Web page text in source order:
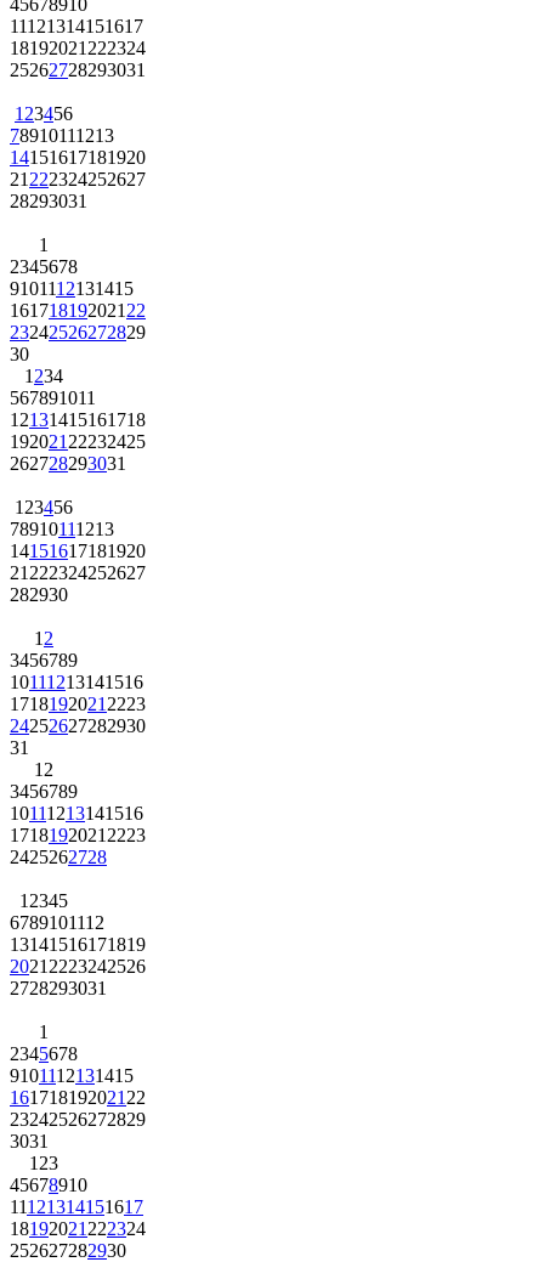
45678910
11121314151617
18192021 222324
25262728293031
1 23456
78910111213
14151617181920
21 222324252627
28293031
1
2345678
9101112131415
161718192021 22
23242526272829
30
1 234
567891011
12131415161718
192021 22232425
262728293031
1 23456
78910111213
14151617181920
21 222324252627
282930
1 2
3456789
10111213141516
1718192021 2223
24252627282930
31
1 2
3456789
10111213141516
1718192021 2223
2425262728
1 2345
6789101112
13141516171819
2021 2223242526
2728293031
1
2345678
9101112131415
161718192021 22
23242526272829
3031
1 23
45678910
11121314151617
18192021 222324
252627282930